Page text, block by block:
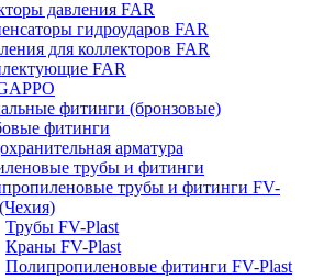
давления FAR
гидроударов FAR
для коллекторов FAR
FAR
фитинги (бронзовые)
фитинги
арматура
трубы и фитинги
трубы и фитинги FV-
Трубы FV-Plast
Краны FV-Plast
Полипропиленовые фитинги FV-Plast